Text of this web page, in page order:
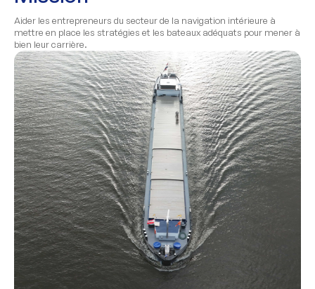
Aider les entrepreneurs du secteur de la navigation intérieure à
mettre en place les stratégies et les bateaux adéquats pour mener à
bien leur carrière.